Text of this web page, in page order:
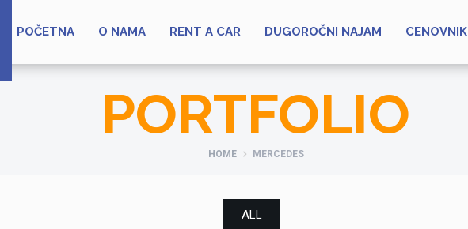
POČETNA O NAMA RENT A CAR DUGOROČNI NAJAM CENOVNIK
PORTFOLIO
HOME MERCEDES
ALL